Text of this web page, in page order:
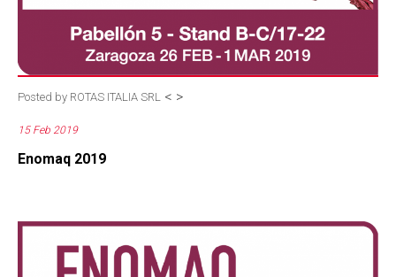
<
Posted by ROTAS ITALIA SRL >
15 Feb 2019
Enomaq 2019